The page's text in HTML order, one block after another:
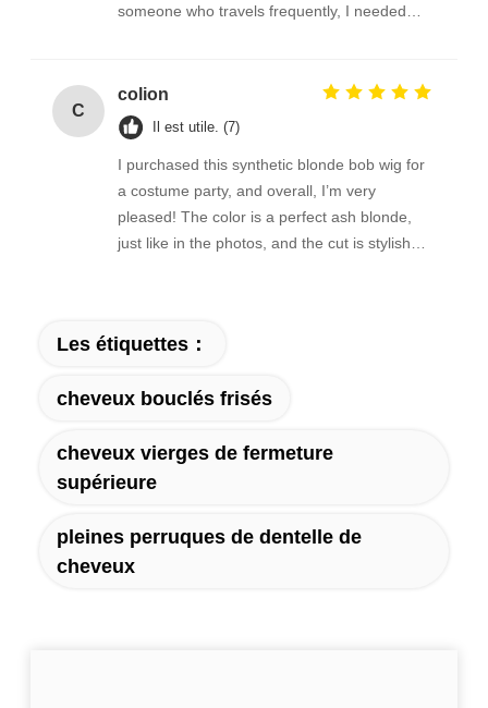
someone who travels frequently, I needed
that.
C
colion
Il est utile. (7)
I purchased this synthetic blonde bob wig for
a costume party, and overall, I’m very
pleased! The color is a perfect ash blonde,
just like in the photos, and the cut is stylish
Les étiquettes：
cheveux bouclés frisés
cheveux vierges de fermeture
supérieure
pleines perruques de dentelle de
cheveux